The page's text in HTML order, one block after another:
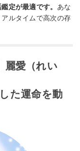
定が最適です。 あな
ルタイムで高次の存
麗愛（れい
た運命を動